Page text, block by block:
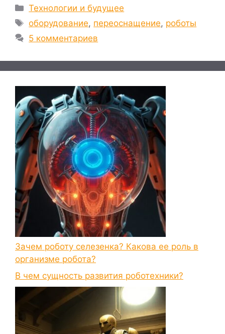
Рубрики
Технологии и будущее
Метки
оборудование, переоснащение, роботы
5 комментариев
Зачем роботу селезенка? Какова ее роль в
организме робота?
В чем сущность развития роботехники?